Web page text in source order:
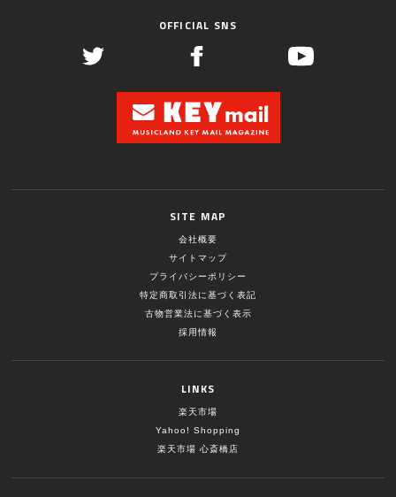
OFFICIAL SNS
SITE MAP
会社概要
サイトマップ
プライバシーポリシー
特定商取引法に基づく表記
古物営業法に基づく表示
採用情報
LINKS
楽天市場
Yahoo! Shopping
楽天市場 心斎橋店